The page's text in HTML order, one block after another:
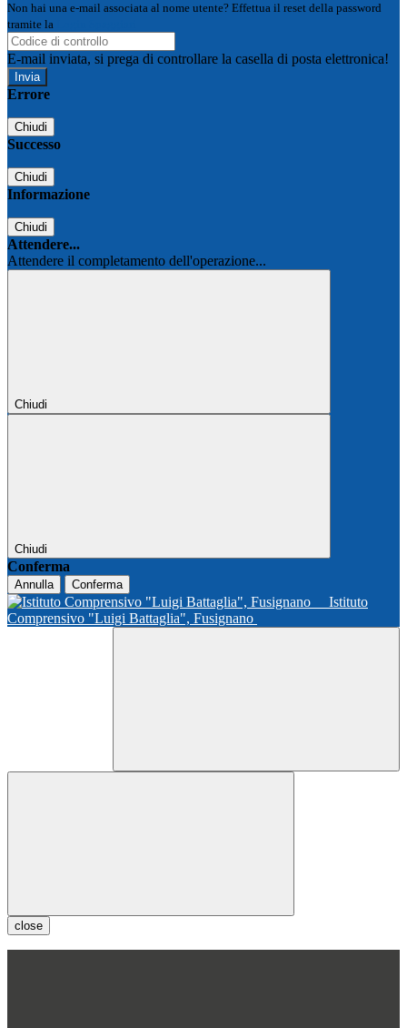
Non hai una e-mail associata al nome utente? Effettua il reset della password
tramite la
E-mail inviata, si prega di controllare la casella di posta elettronica!
Errore
Chiudi
Successo
Chiudi
Informazione
Chiudi
Attendere...
Attendere il completamento dell'operazione...
Chiudi
Chiudi
Conferma
Annulla Conferma
Istituto
Comprensivo "Luigi Battaglia", Fusignano
close